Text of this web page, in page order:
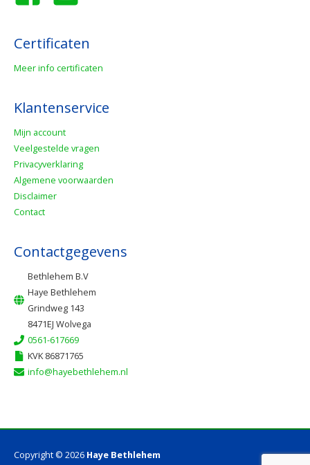
Certificaten
Meer info certificaten
Klantenservice
Mijn account
Veelgestelde vragen
Privacyverklaring
Algemene voorwaarden
Disclaimer
Contact
Contactgegevens
Bethlehem B.V
Haye Bethlehem
Grindweg 143
8471EJ Wolvega
0561-617669
KVK 86871765
info@hayebethlehem.nl
Copyright © 2026 Haye Bethlehem